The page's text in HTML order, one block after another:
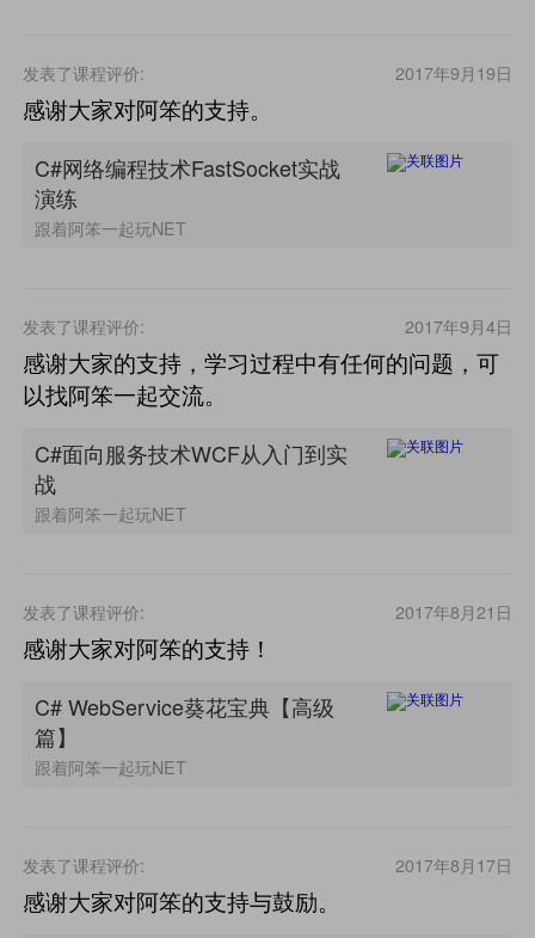
发表了课程评价: 2017年9月19日
感谢大家对阿笨的支持。
C#网络编程技术FastSocket实战
演练
跟着阿笨一起玩NET
发表了课程评价: 2017年9月4日
感谢大家的支持，学习过程中有任何的问题，可
以找阿笨一起交流。
C#面向服务技术WCF从入门到实
战
跟着阿笨一起玩NET
发表了课程评价: 2017年8月21日
感谢大家对阿笨的支持！
C# WebService葵花宝典【高级
篇】
跟着阿笨一起玩NET
发表了课程评价: 2017年8月17日
感谢大家对阿笨的支持与鼓励。